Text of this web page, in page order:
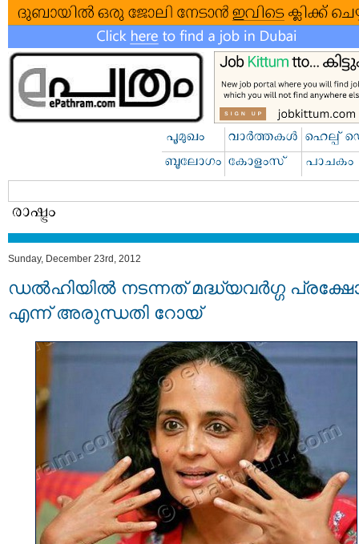
Sunday, December 23rd, 2012
ഡൽഹിയിൽ നടന്നത് മദ്ധ്യവർഗ്ഗ
എന്ന് അരുന്ധതി റോയ്